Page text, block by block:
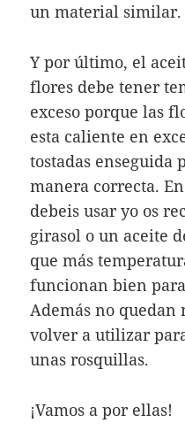
un material similar.
Y por último, el
flores debe tener
exceso porque las
esta caliente en
tostadas enseguida
manera correcta.
debeis usar yo os
girasol o un aceite
que más
funcionan bien
Además no quedan
volver a utilizar
unas rosquillas.
¡Vamos a por ellas!